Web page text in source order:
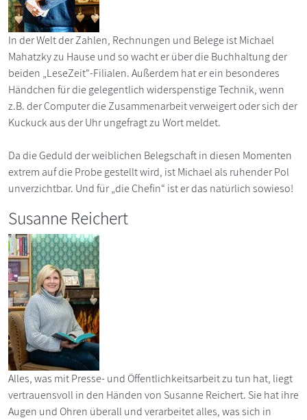
In der Welt der Zahlen, Rechnungen und Belege ist Michael
Mahatzky zu Hause und so wacht er über die Buchhaltung der
beiden „LeseZeit“-Filialen. Außerdem hat er ein besonderes
Händchen für die gelegentlich widerspenstige Technik, wenn
z.B. der Computer die Zusammenarbeit verweigert oder sich der
Kuckuck aus der Uhr ungefragt zu Wort meldet.
Da die Geduld der weiblichen Belegschaft in diesen Momenten
extrem auf die Probe gestellt wird, ist Michael als ruhender Pol
unverzichtbar. Und für „die Chefin“ ist er das natürlich sowieso!
Susanne Reichert
Alles, was mit Presse- und Öffentlichkeitsarbeit zu tun hat, liegt
vertrauensvoll in den Händen von Susanne Reichert. Sie hat ihre
Augen und Ohren überall und verarbeitet alles, was sich in